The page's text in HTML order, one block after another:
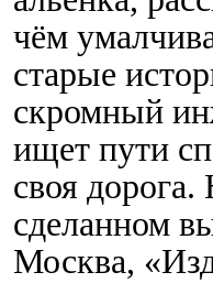
чём
старые
скромный
ищет пути
своя
сделанном
Москва,